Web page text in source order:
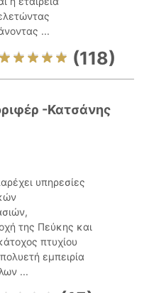
...
(118)
-Κατσάνης
υπηρεσίες
της Πεύκης και
πτυχίου
εμπειρία
...